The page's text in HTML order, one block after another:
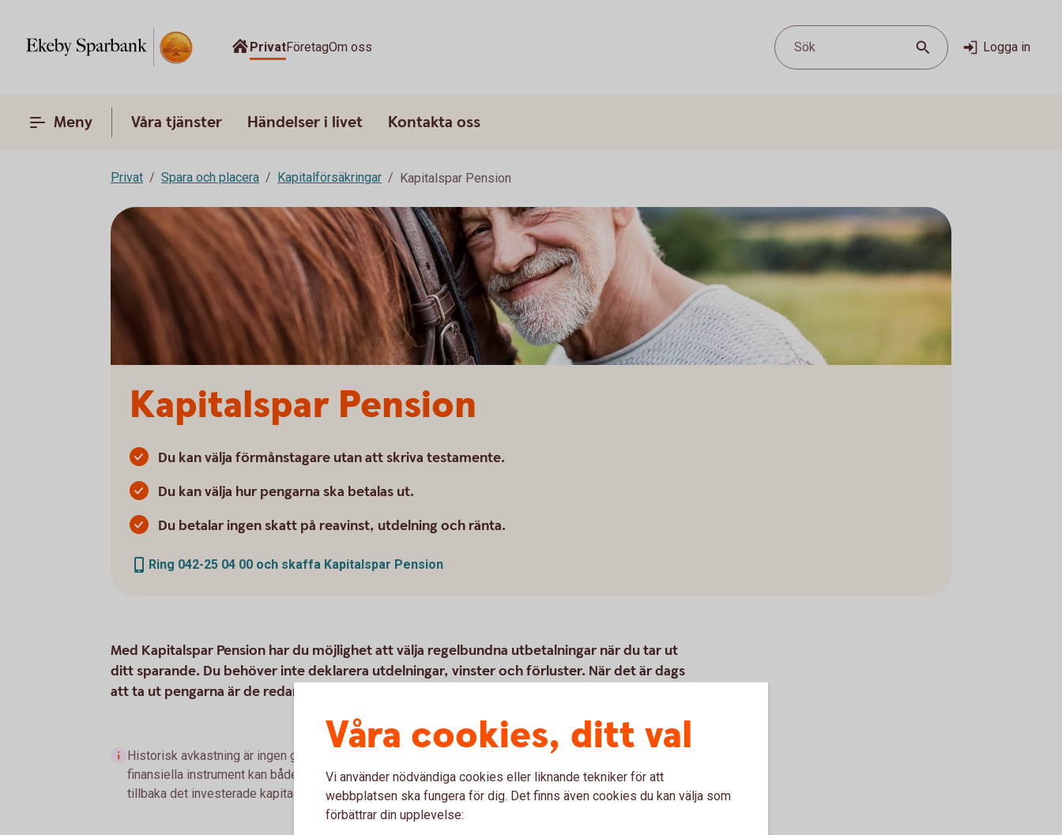
PrivatFöretagOm oss Sök Logga in
Meny Våra tjänster Händelser i livet Kontakta oss
Privat Spara och placera Kapitalförsäkringar Kapitalspar Pension
Kapitalspar Pension
Du kan välja förmånstagare utan att skriva testamente.
Du kan välja hur pengarna ska betalas ut.
Du betalar ingen skatt på reavinst, utdelning och ränta.
Ring 042-25 04 00 och skaffa Kapitalspar Pension
Med Kapitalspar Pension har du möjlighet att välja regelbundna utbetalningar när du tar ut
ditt sparande. Du behöver inte deklarera utdelningar, vinster och förluster. När det är dags
att ta ut pengarna är de redan skattade och klara.
Historisk avkastning är ingen garanti för framtida avkastning. Pengar du investerar i
finansiella instrument kan både öka och minska i värde och det är inte säkert att du får
tillbaka det investerade kapitalet.
Våra cookies, ditt val
Vi använder nödvändiga cookies eller liknande tekniker för att
webbplatsen ska fungera för dig. Det finns även cookies du kan välja som
förbättrar din upplevelse: